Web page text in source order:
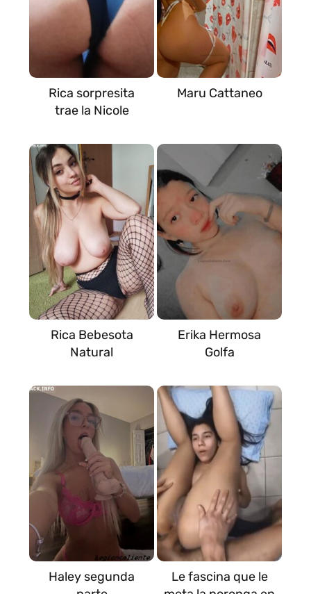
Rica sorpresita
trae la Nicole
Maru Cattaneo
Rica Bebesota
Natural
Erika Hermosa
Golfa
Haley segunda
Le fascina que le